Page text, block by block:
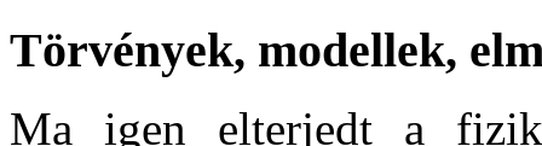
Törvények, modellek,
Ma igen elterjedt a